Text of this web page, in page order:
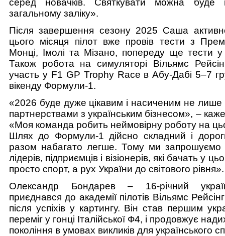
загальному заліку».
Після завершення сезону 2025 Саша
цього місяця пілот вже провів тести з
Монці, Імолі та Мізано, попереду ще тести у
Також робота на симуляторі Вільямс
участь у F1 GP Trophy Race в Абу-Дабі 5–7
вікенду Формули-1.
«2026 буде дуже цікавим і насиченим не лише
партнерствами з українським бізнесом», –
«Моя команда робить неймовірну роботу на
Шлях до Формули-1 дійсно складний і
разом набагато легше. Тому ми запрошуємо
лідерів, підприємців і візіонерів, які бачать у
просто спорт, а рух України до світового рівня».
Олександр Бондарев – 16-річний
приєднався до академії пілотів Вільямс
після успіхів у картингу. Він став першим
переміг у гонці Італійської Ф4, і продовжує
покоління в умовах викликів для українського